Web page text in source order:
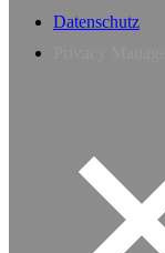
Datenschutz